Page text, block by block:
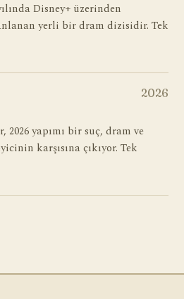
Disney+ üzerinden
yerli bir dram dizisidir. Tek
2026
yapımı bir suç, dram ve
karşısına çıkıyor. Tek